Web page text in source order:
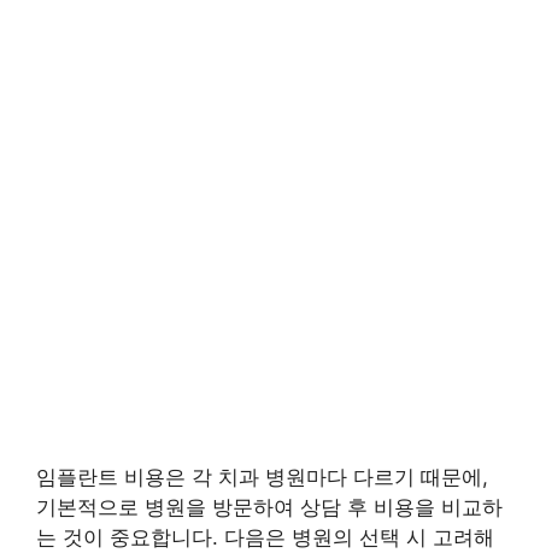
임플란트 비용은 각 치과 병원마다 다르기 때문에,
기본적으로 병원을 방문하여 상담 후 비용을 비교하
는 것이 중요합니다. 다음은 병원의 선택 시 고려해